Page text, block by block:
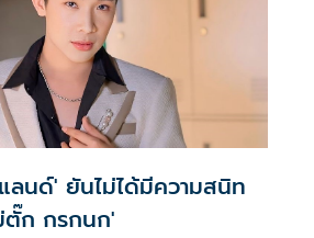
นด์' ยันไม่ได้มีความสนิท
ก กรกนก'